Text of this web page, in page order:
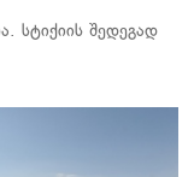
სტიქიის შედეგად